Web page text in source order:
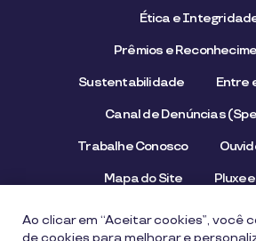
Ética e
Prêmios e
Sustentabilidade Entre
Canal de Denúncias
Trabalhe Conosco
Mapa do Site
Ao clicar em “Aceitar cookies”, você
de cookies para melhorar e